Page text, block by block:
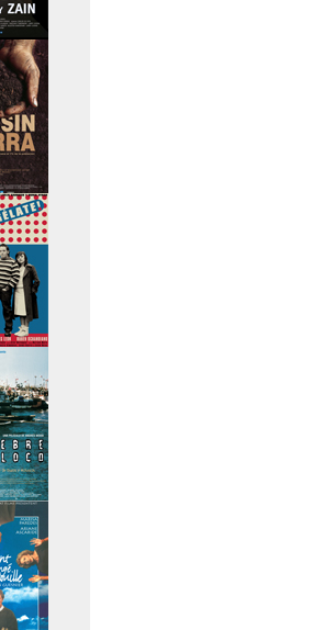
Zain
tierra
loco